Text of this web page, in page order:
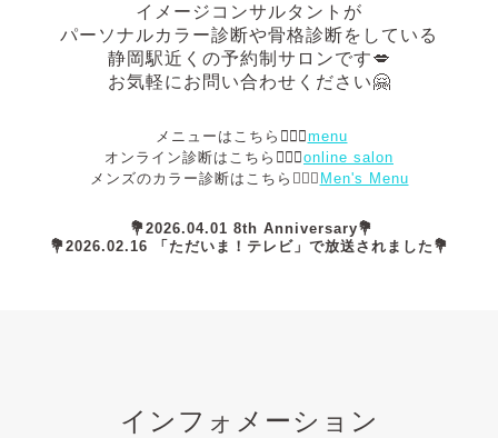
イメージコンサルタントが
パーソナルカラー診断や骨格診断をしている
静岡駅近くの予約制サロンです💋
お気軽にお問い合わせください🤗
メニューはこちら💁🏻‍♀️ menu
オンライン診断はこちら💁🏻‍♀️ online salon
メンズのカラー診断はこちら💁🏻‍♂️ Men's Menu
💐2026.04.01 8th Anniversary💐
💐2026.02.16 「ただいま！テレビ」で放送されました💐
インフォメーション